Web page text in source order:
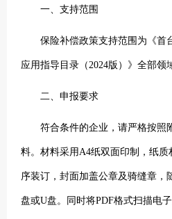
一、支持范围
保险补偿政策支持范围为《首
应用指导目录（2024版）》全部领
二、申报要求
符合条件的企业，请严格按照
料。材料采用A4纸双面印制，纸
序装订，封面加盖公章及骑缝章，
盘或U盘。同时将PDF格式扫描电